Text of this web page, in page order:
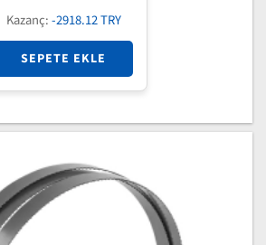
Kazanç:-2918.12 TRY
SEPETE EKLE